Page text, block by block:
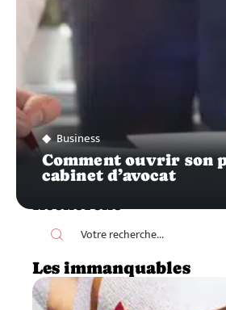
Business
Comment ouvrir son
cabinet d’avocat
Les immanquables